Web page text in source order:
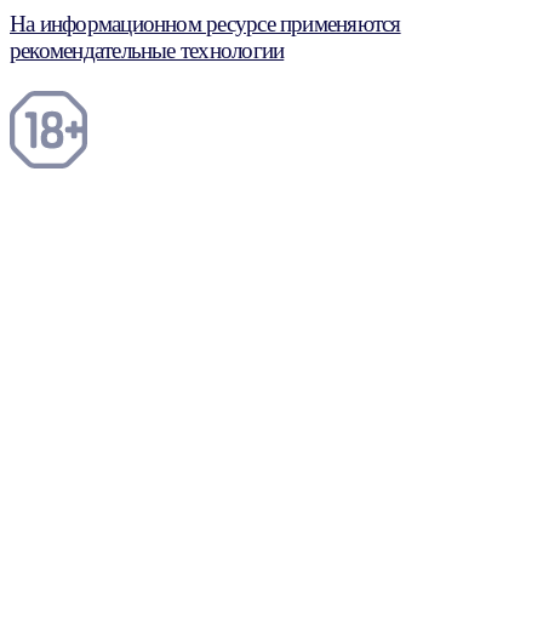
На информационном ресурсе применяются
рекомендательные технологии